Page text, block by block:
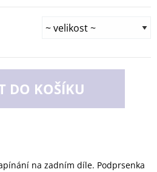
DO KOŠÍKU
na zadním díle. Podprsenka